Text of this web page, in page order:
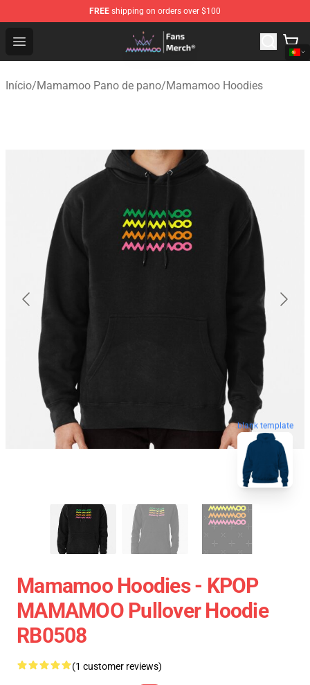
FREE shipping on orders over $100
Open menu
Mamamoo Store - Official Mamamoo Merchandise Shop
Início/Mamamoo Pano de pano/Mamamoo Hoodies
blank template
Mamamoo Hoodies - KPOP
MAMAMOO Pullover Hoodie
RB0508
(1 customer reviews)